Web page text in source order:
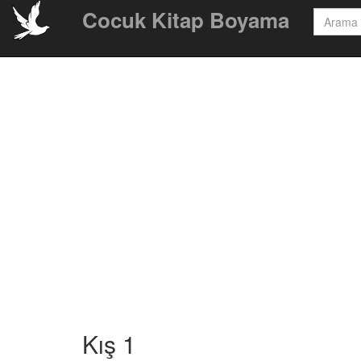
Cocuk Kitap Boyama
Kış 1